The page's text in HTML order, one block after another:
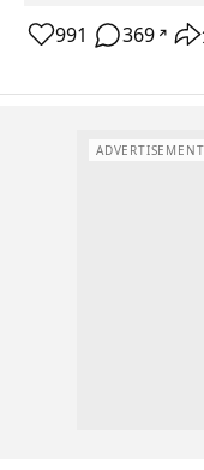
991 369 ↗
ADVERTISEMENT